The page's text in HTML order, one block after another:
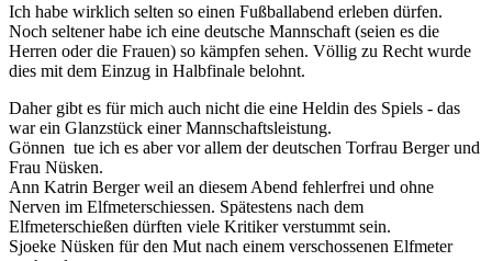
Ich habe wirklich selten so einen Fußballabend erleben dürfen.
Noch seltener habe ich eine deutsche Mannschaft (seien es die
Herren oder die Frauen) so kämpfen sehen. Völlig zu Recht wurde
dies mit dem Einzug in Halbfinale belohnt.
Daher gibt es für mich auch nicht die eine Heldin des Spiels - das
war ein Glanzstück einer Mannschaftsleistung.
Gönnen tue ich es aber vor allem der deutschen Torfrau Berger und
Frau Nüsken.
Ann Katrin Berger weil an diesem Abend fehlerfrei und ohne
Nerven im Elfmeterschiessen. Spätestens nach dem
Elfmeterschießen dürften viele Kritiker verstummt sein.
Sjoeke Nüsken für den Mut nach einem verschossenen Elfmeter